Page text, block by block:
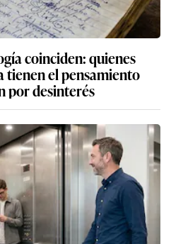
coinciden: quienes
tienen el pensamiento
por desinterés